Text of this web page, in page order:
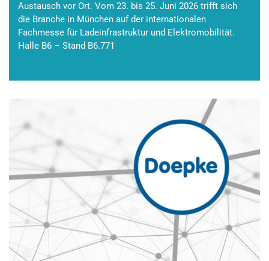
Austausch vor Ort. Vom 23. bis 25. Juni 2026 trifft sich
die Branche in München auf der internationalen
Fachmesse für Ladeinfrastruktur und Elektromobilität.
Halle B6 – Stand B6.771